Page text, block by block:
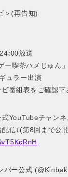
＞(再告知)
放送
ー喫茶ハメじゅん」
ュラー出演
番組表をご確認下
YouTubeチャンネ
信↓(第8回まで公開
バー公式